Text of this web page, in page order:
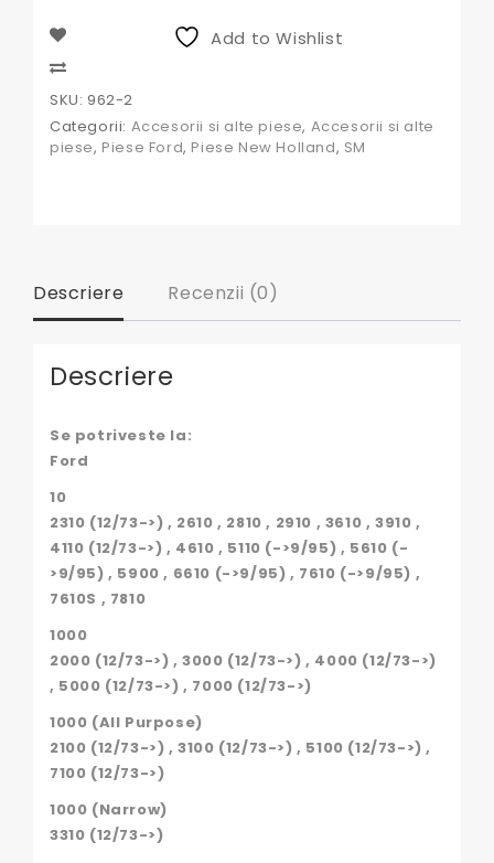
Ford,
New
Holland
Add to Wishlist
SKU: 962-2
Categorii: Accesorii si alte piese, Accesorii si alte
piese, Piese Ford, Piese New Holland, SM
Descriere Recenzii (0)
Descriere
Se potriveste la:
Ford
10
2310 (12/73->) , 2610 , 2810 , 2910 , 3610 , 3910 ,
4110 (12/73->) , 4610 , 5110 (->9/95) , 5610 (-
>9/95) , 5900 , 6610 (->9/95) , 7610 (->9/95) ,
7610S , 7810
1000
2000 (12/73->) , 3000 (12/73->) , 4000 (12/73->)
, 5000 (12/73->) , 7000 (12/73->)
1000 (All Purpose)
2100 (12/73->) , 3100 (12/73->) , 5100 (12/73->) ,
7100 (12/73->)
1000 (Narrow)
3310 (12/73->)